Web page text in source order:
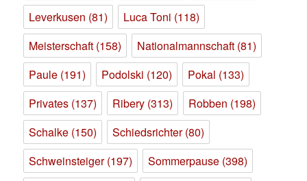
Leverkusen (81) Luca Toni (118)
Meisterschaft (158) Nationalmannschaft (81)
Paule (191) Podolski (120) Pokal (133)
Privates (137) Ribery (313) Robben (198)
Schalke (150) Schiedsrichter(80)
Schweinsteiger(197) Sommerpause (398)